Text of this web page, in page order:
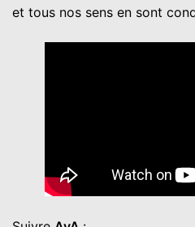
et tous nos sens en sont